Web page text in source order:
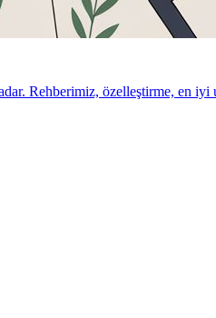
Rehberimiz, özelleştirme, en